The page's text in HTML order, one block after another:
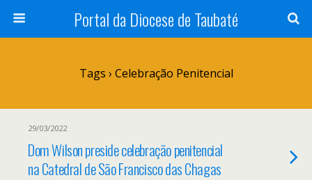
Portal da Diocese de Taubaté
Tags › Celebração Penitencial
29/03/2022
Dom Wilson preside celebração penitencial
na Catedral de São Francisco das Chagas